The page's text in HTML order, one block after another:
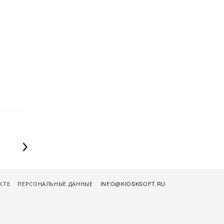
ПЕРСОНАЛЬНЫЕ ДАННЫЕ INFO@KIOSKSOFT.RU